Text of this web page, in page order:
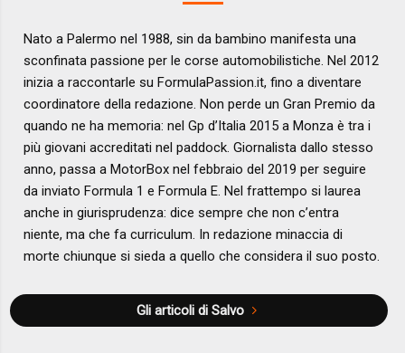
Nato a Palermo nel 1988, sin da bambino manifesta una
sconfinata passione per le corse automobilistiche. Nel 2012
inizia a raccontarle su FormulaPassion.it, fino a diventare
coordinatore della redazione. Non perde un Gran Premio da
quando ne ha memoria: nel Gp d’Italia 2015 a Monza è tra i
più giovani accreditati nel paddock. Giornalista dallo stesso
anno, passa a MotorBox nel febbraio del 2019 per seguire
da inviato Formula 1 e Formula E. Nel frattempo si laurea
anche in giurisprudenza: dice sempre che non c’entra
niente, ma che fa curriculum. In redazione minaccia di
morte chiunque si sieda a quello che considera il suo posto.
Gli articoli di Salvo